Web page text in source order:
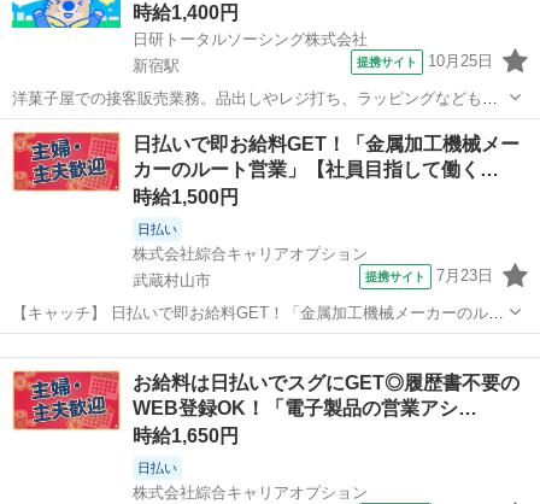
時給1,400円
日研トータルソーシング株式会社
新宿駅
提携サイト 10月25日
洋菓子屋での接客販売業務。品出しやレジ打ち、ラッピングなども含
めた販売業務全般です。店内の掃除や片付けなどの開店・閉店業務、
その他付帯業務もあります。 派遣社員 社会保険完備、有給休暇制度
有、通勤交通費支給、制服貸与 ※...
東京 新宿区 新宿駅 その他
日払いで即お給料GET！「金属加工機械メー
カーのルート営業」【社員目指して働く…
時給1,500円
日払い
株式会社綜合キャリアオプション
武蔵村山市
提携サイト 7月23日
【キャッチ】 日払いで即お給料GET！「金属加工機械メーカーのルー
ト営業」【社員目指して働く！】未経験でも大丈夫☆定時上がりで自
分タイム♪高時給1500円！ 【コメント】 製造のお仕事をお探しの方必
見！ 「経験ないけど大...お給料は日払いでスグにGET◎履歴書不要の
WEB登録OK！「電子製品の営業アシ…
時給1,650円
日払い
株式会社綜合キャリアオプション